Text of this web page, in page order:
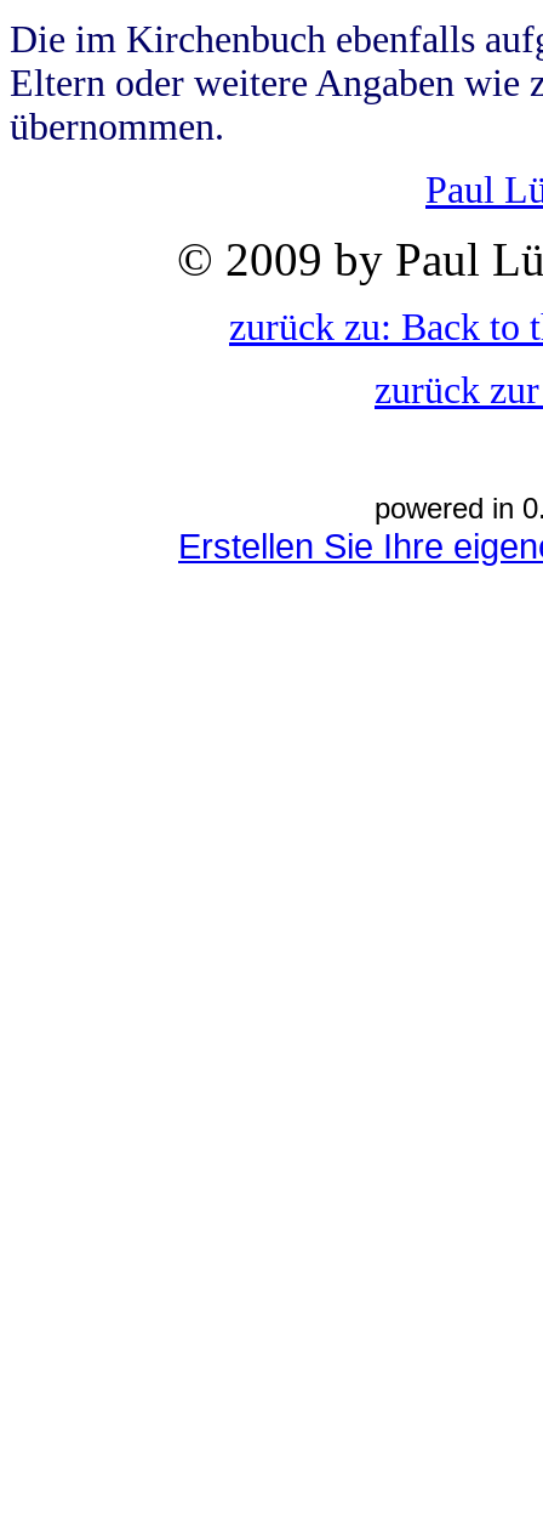
Die im Kirchenbuch ebenfalls
Eltern oder weitere Angaben wie
übernommen.
Paul
© 2009 by Paul
zurück zu: Back to
zurück
powered in
Erstellen Sie Ihre